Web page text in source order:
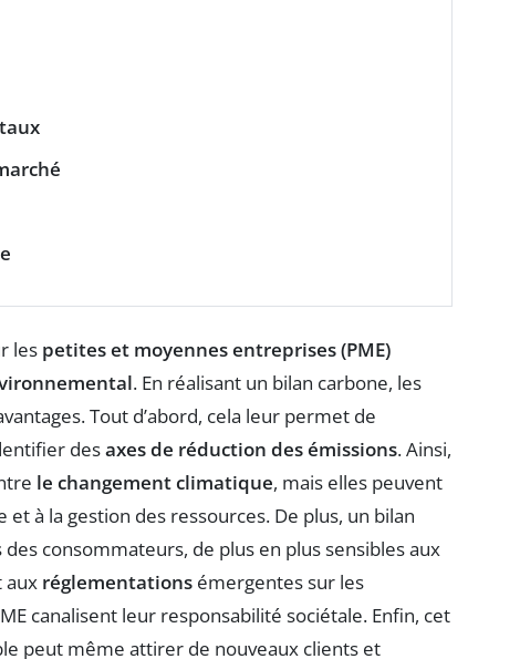
les petites et moyennes entreprises (PME)
. En réalisant un bilan carbone, les
Tout d’abord, cela leur permet de
desaxes de réduction des émissions. Ainsi,
le changement climatique, mais elles peuvent
et à la gestion des ressources. De plus, un bilan
des consommateurs, de plus en plus sensibles aux
aux réglementations émergentes sur les
canalisent leur responsabilité sociétale. Enfin, cet
peut même attirer de nouveaux clients et